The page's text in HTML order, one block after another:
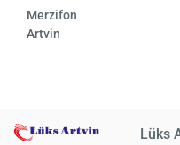
Merzifon
Artvin
Lüks